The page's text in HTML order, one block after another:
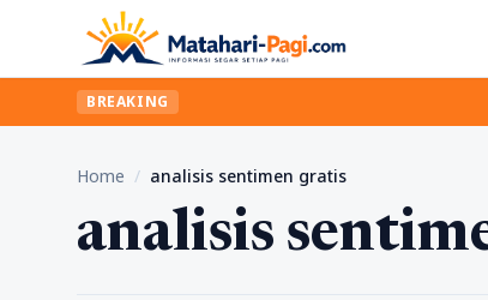
BREAKING
Home / analisis sentimen gratis
analisis